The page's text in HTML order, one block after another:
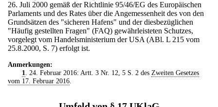
26. Juli 2000 gemäß der Richtlinie 95/46/EG des Europäischen
Parlaments und des Rates über die Angemessenheit des von den
Grundsätzen des "sicheren Hafens" und der diesbezüglichen
"Häufig gestellten Fragen" (FAQ) gewährleisteten Schutzes,
vorgelegt vom Handelsministerium der USA (ABl. L 215 vom
25.8.2000, S. 7) erfolgt ist.
Anmerkungen:
1
. 24. Februar 2016: Artt. 3 Nr. 12, 5 S. 2 des Zweiten Gesetzes
vom 17. Februar 2016